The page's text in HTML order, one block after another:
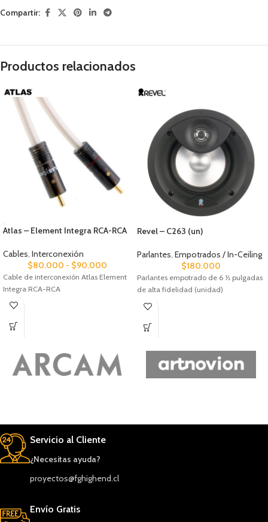
Compartir:
Productos relacionados
Atlas – Element Integra RCA-RCA
Cables, Interconexión
$80.000 - $90.000
Cable de interconexión Atlas Element
Integra RCA-RCA
Revel – C263 (un)
Parlantes, Empotrados / In-Ceiling
$180.000
Parlantes empotrado de 6 ½ pulgadas
de alta fidelidad (unidad)
Servicio al Cliente
¿Necesitas ayuda?
proyectos@fghighend.cl
Envío Gratis